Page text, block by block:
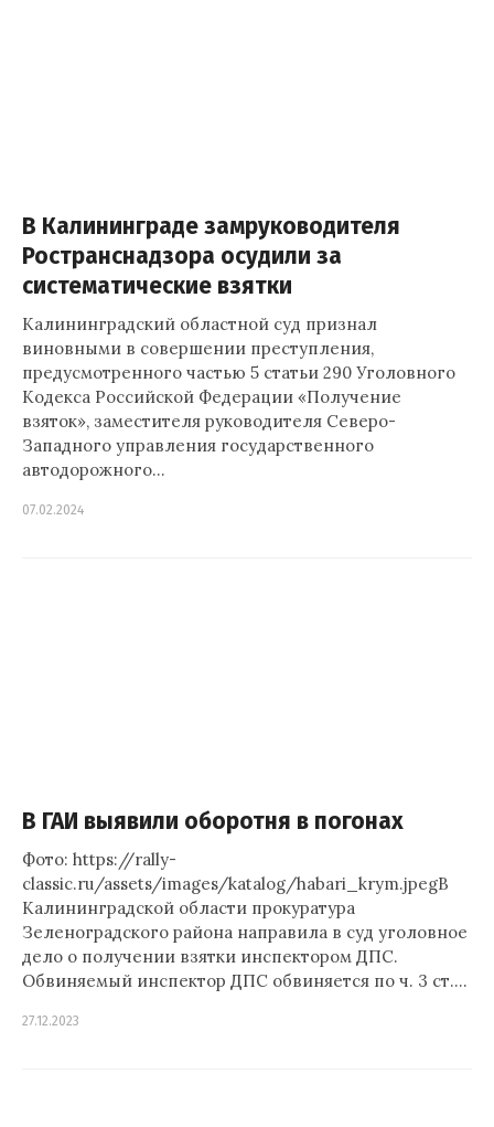
В Калининграде замруководителя
Ространснадзора осудили за
систематические взятки
Калининградский областной суд признал
виновными в совершении преступления,
предусмотренного частью 5 статьи 290 Уголовного
Кодекса Российской Федерации «Получение
взяток», заместителя руководителя Северо-
Западного управления государственного
автодорожного…
07.02.2024
В ГАИ выявили оборотня в погонах
Фото: https://rally-
classic.ru/assets/images/katalog/habari_krym.jpegВ
Калининградской области прокуратура
Зеленоградского района направила в суд уголовное
дело о получении взятки инспектором ДПС.
Обвиняемый инспектор ДПС обвиняется по ч. 3 ст.…
27.12.2023